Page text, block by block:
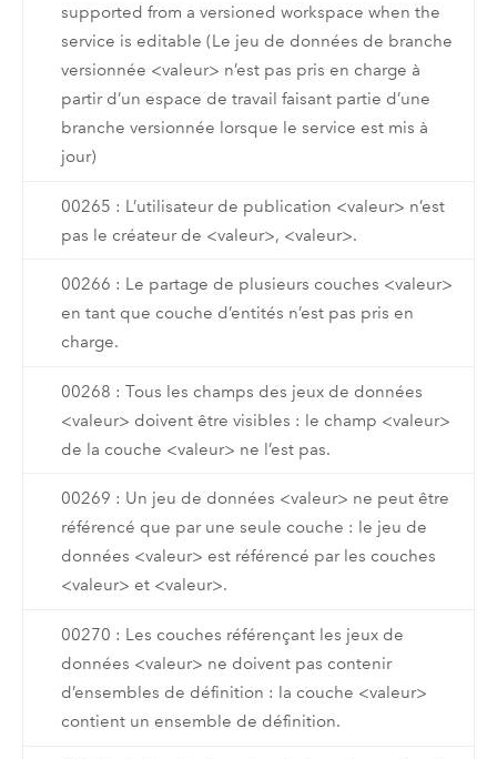
supported from a versioned workspace when the
service is editable (Le jeu de données de branche
versionnée <valeur> n’est pas pris en charge à
partir d’un espace de travail faisant partie d’une
branche versionnée lorsque le service est mis à
jour)
00265 : L’utilisateur de publication <valeur> n’est
pas le créateur de <valeur>, <valeur>.
00266 : Le partage de plusieurs couches <valeur>
en tant que couche d’entités n’est pas pris en
charge.
00268 : Tous les champs des jeux de données
<valeur> doivent être visibles : le champ <valeur>
de la couche <valeur> ne l’est pas.
00269 : Un jeu de données <valeur> ne peut être
référencé que par une seule couche : le jeu de
données <valeur> est référencé par les couches
<valeur> et <valeur>.
00270 : Les couches référençant les jeux de
données <valeur> ne doivent pas contenir
d’ensembles de définition : la couche <valeur>
contient un ensemble de définition.